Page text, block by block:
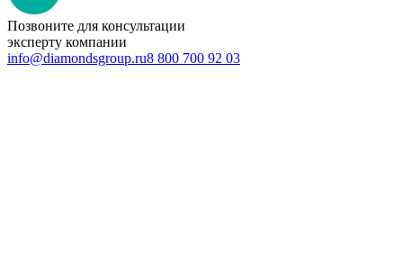
Позвоните для консультации
эксперту компании
info@diamondsgroup.ru8 800 700 92 03